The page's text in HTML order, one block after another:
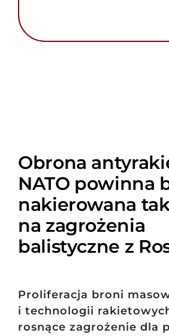
Obrona
NATO powinna
nakierowana
na zagrożenia
balistyczne z
Proliferacja broni
i technologii
rosnące zagrożenie dla